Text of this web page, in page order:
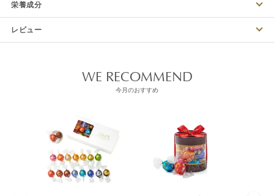
栄養成分
レビュー
WE RECOMMEND
今月のおすすめ